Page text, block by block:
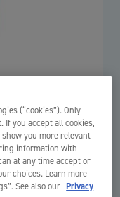
(“cookies”). Only
you accept all cookies,
you more relevant
information with
at any time accept or
choices. Learn more
See also our Privacy